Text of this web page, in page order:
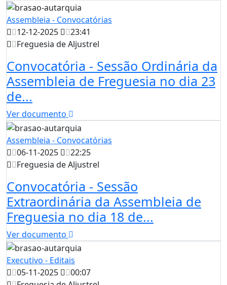
Assembleia - Convocatórias
12-12-2025
23:41
Freguesia de Aljustrel
Convocatória - Sessão Ordinária da
Assembleia de Freguesia no dia 23
de...
Ver documento
Assembleia - Convocatórias
06-11-2025
22:25
Freguesia de Aljustrel
Convocatória - Sessão
Extraordinária da Assembleia de
Freguesia no dia 18 de...
Ver documento
Executivo - Editais
05-11-2025
00:07